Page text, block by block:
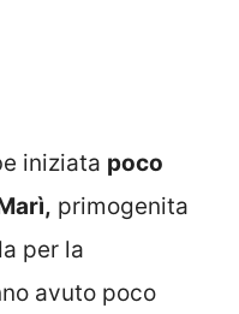
iniziata poco
primogenita
per la
avuto poco